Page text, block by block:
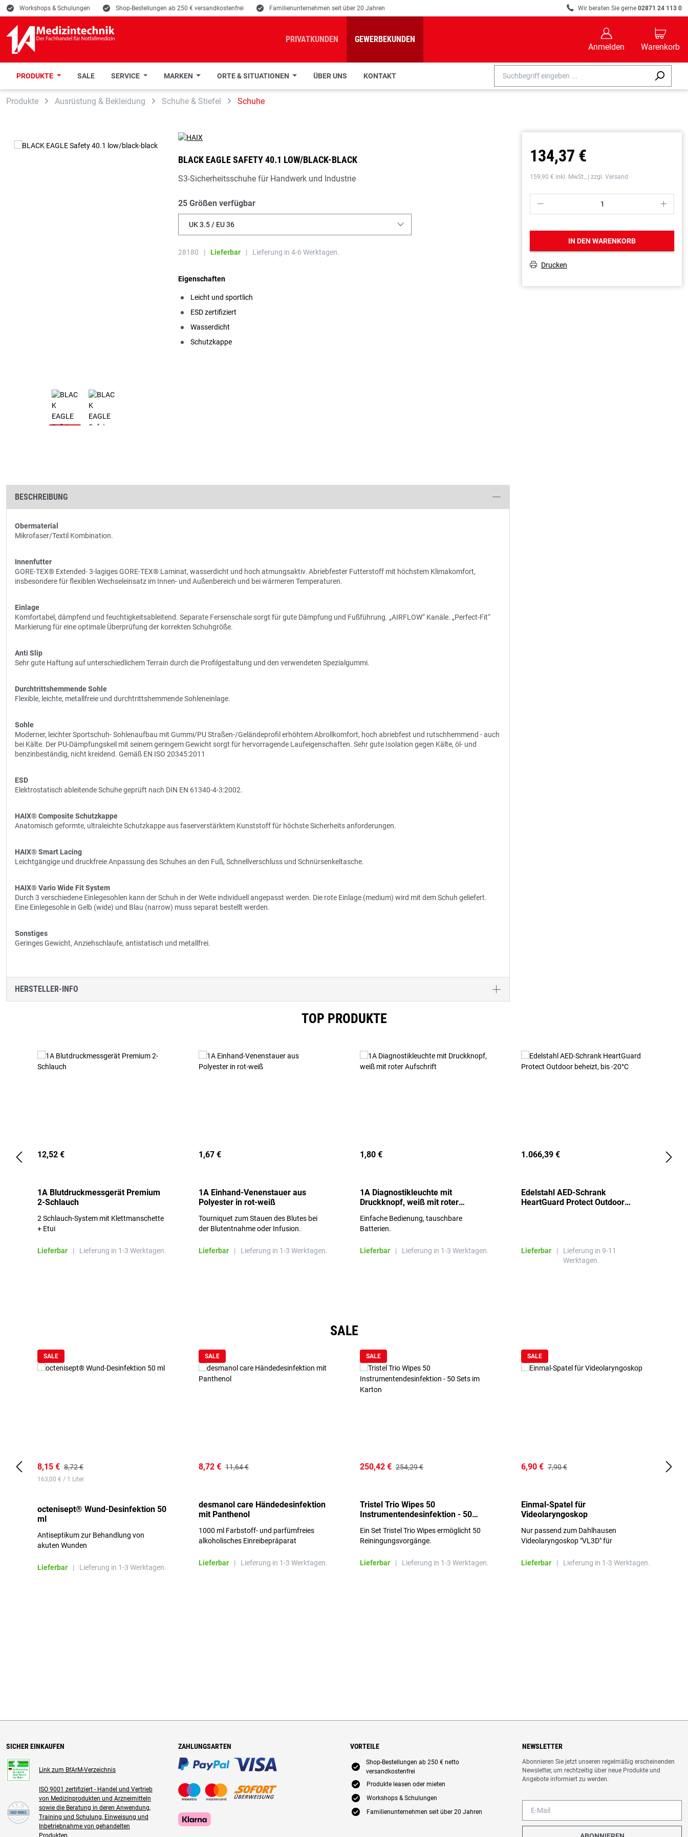
Zur Suche springen
Zur Hauptnavigation springen
E Workshops & Schulungen E Shop-Bestellungen ab 250 € versandkostenfrei E Familienunternehmen seit über 20 Jahren R Wir beraten Sie gerne 02871 24 113 0
PRIVATKUNDEN GEWERBEKUNDEN
B
Anmelden
C
Warenkorb
PRODUKTE SALE SERVICE MARKEN ORTE & SITUATIONEN ÜBER UNS KONTAKT
Produkte Ausrüstung & Bekleidung Schuhe & Stiefel Schuhe
BLACK EAGLE SAFETY 40.1 LOW/BLACK-BLACK
S3-Sicherheitsschuhe für Handwerk und Industrie
25 Größen verfügbar
UK 3.5 / EU 36
28180 | Lieferbar | Lieferung in 4-6 Werktagen.
Eigenschaften
Leicht und sportlich
ESD zertifiziert
Wasserdicht
Schutzkappe
BESCHREIBUNG
Obermaterial
Mikrofaser/Textil Kombination.
Innenfutter
GORE-TEX® Extended- 3-lagiges GORE-TEX® Laminat, wasserdicht und hoch atmungsaktiv. Abriebfester Futterstoff mit höchstem Klimakomfort,
insbesondere für flexiblen Wechseleinsatz im Innen- und Außenbereich und bei wärmeren Temperaturen.
Einlage
Komfortabel, dämpfend und feuchtigkeitsableitend. Separate Fersenschale sorgt für gute Dämpfung und Fußführung. „AIRFLOW“ Kanäle. „Perfect-Fit“
Markierung für eine optimale Überprüfung der korrekten Schuhgröße.
Anti Slip
Sehr gute Haftung auf unterschiedlichem Terrain durch die Profilgestaltung und den verwendeten Spezialgummi.
Durchtrittshemmende Sohle
Flexible, leichte, metallfreie und durchtrittshemmende Sohleneinlage.
Sohle
Moderner, leichter Sportschuh- Sohlenaufbau mit Gummi/PU Straßen-/Geländeprofil erhöhtem Abrollkomfort, hoch abriebfest und rutschhemmend - auch
bei Kälte. Der PU-Dämpfungskeil mit seinem geringem Gewicht sorgt für hervorragende Laufeigenschaften. Sehr gute Isolation gegen Kälte, öl- und
benzinbeständig, nicht kreidend. Gemäß EN ISO 20345:2011
ESD
Elektrostatisch ableitende Schuhe geprüft nach DIN EN 61340-4-3:2002.
HAIX® Composite Schutzkappe
Anatomisch geformte, ultraleichte Schutzkappe aus faserverstärktem Kunststoff für höchste Sicherheits anforderungen.
HAIX® Smart Lacing
Leichtgängige und druckfreie Anpassung des Schuhes an den Fuß, Schnellverschluss und Schnürsenkeltasche.
HAIX® Vario Wide Fit System
Durch 3 verschiedene Einlegesohlen kann der Schuh in der Weite individuell angepasst werden. Die rote Einlage (medium) wird mit dem Schuh geliefert.
Eine Einlegesohle in Gelb (wide) und Blau (narrow) muss separat bestellt werden.
Sonstiges
Geringes Gewicht, Anziehschlaufe, antistatisch und metallfrei.
HERSTELLER-INFO
134,37 €
159,90 € inkl. MwSt., | zzgl. Versand
P S
IN DEN WARENKORB
T Drucken
TOP PRODUKTE
12,52 €
1A Blutdruckmessgerät Premium
2-Schlauch
2 Schlauch-System mit Klettmanschette
+ Etui
Lieferbar | Lieferung in 1-3 Werktagen.
1,67 €
1A Einhand-Venenstauer aus
Polyester in rot-weiß
Tourniquet zum Stauen des Blutes bei
der Blutentnahme oder Infusion.
Lieferbar | Lieferung in 1-3 Werktagen.
1,80 €
1A Diagnostikleuchte mit
Druckknopf, weiß mit roter
Einfache Bedienung, tauschbare
Batterien.
Lieferbar | Lieferung in 1-3 Werktagen.
1.066,39 €
Edelstahl AED-Schrank
HeartGuard Protect Outdoor
Lieferbar |
Lieferung in 9-11
Werktagen.
SALE
SALE
8,15 € 8,72 €
163,00 € / 1 Liter
octenisept® Wund-Desinfektion 50
ml
Antiseptikum zur Behandlung von
akuten Wunden
Lieferbar | Lieferung in 1-3 Werktagen.
SALE
8,72 € 11,64 €
desmanol care Händedesinfektion
mit Panthenol
1000 ml Farbstoff- und parfümfreies
alkoholisches Einreibepräparat
Lieferbar
| Lieferung in 1-3 Werktagen.
SALE
250,42 € 254,29 €
Tristel Trio Wipes 50
Instrumentendesinfektion - 50
Ein Set Tristel Trio Wipes ermöglicht 50
Reiningungsvorgänge.
Lieferbar | Lieferung in 1-3 Werktagen.
SALE
6,90 € 7,90 €
Einmal-Spatel für
Videolaryngoskop
Nur passend zum Dahlhausen
Videolaryngoskop "VL3D" für
Lieferbar
| Lieferung in 1-3 Werktagen.
SICHER EINKAUFEN
Link zum BfArM-Verzeichnis
ISO 9001 zertifiziert - Handel und Vertrieb
von Medizinprodukten und Arzneimitteln
sowie die Beratung in deren Anwendung,
Training und Schulung, Einweisung und
Inbetriebnahme von gehandelten
Produkten.
ZAHLUNGSARTEN VORTEILE
E
Shop-Bestellungen ab 250 € netto
versandkostenfrei
E Produkte leasen oder mieten
E Workshops & Schulungen
E Familienunternehmen seit über 20 Jahren
NEWSLETTER
Abonnieren Sie jetzt unseren regelmäßig erscheinenden
Newsletter, um rechtzeitig über neue Produkte und
Angebote informiert zu werden.